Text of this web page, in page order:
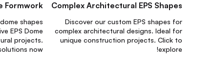
Complex Architectural EPS Shapes
Discover our custom EPS shapes for
complex architectural designs. Ideal for
unique construction projects. Click to
explore!
Formwork
shapes
EPS Dome
projects.
now!